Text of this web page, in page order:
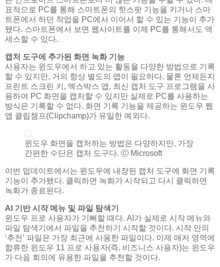
표적으로 PC를 통해 스마트폰의 핫스팟 기능을 키거나 스마
트폰에서 하던 작업을 PC에서 이어서 할 수 있는 기능이 추가
됐다. 스마트폰에서 보면 웹사이트를 이제 PC를 통해서도 액
세스할 수 있다.
캡처 도구에 추가된 화면 녹화 기능
사용자는 윈도우에서 하고 있는 활동을 다양한 방법으로 기록
할 수 있지만, 거의 항상 별도의 앱이 필요하다. 물론 언제든지
프린트 스크린 키, 엑스박스 앱, 최신 캡처 도구 프로그램을 사
용하여 PC 화면을 캡처할 수 있지만 실제로 PC를 사용하는
방식은 기록할 수 없다. 화면 기록 기능을 제공하는 윈도우 웹
앱 클립챔프(Clipchamp)가 유일한 예외다.
윈도우 화면을 캡처하는 방법은 다양하지만, 가장
간편한 수단은 캡처 도구다. ⓒ Microsoft
이번 업데이트에서는 윈도우에 내장된 캡처 도구에 화면 기록
기능이 추가됐다. 클릭하면 녹화가 시작되고 다시 클릭하면
녹화가 종료된다.
AI 기반 시작 메뉴 및 파일 탐색기
윈도우 프로 사용자가 기뻐할 때다. AI가 실제로 시작 메뉴와
파일 탐색기에서 파일을 추천하기 시작할 것이다. 시작 안의
‘추천’ 파일은 가장 최근에 사용한 파일이다. 이제 애저 영역에
합류한 윈도우 11 프로 사용자(즉, 비즈니스 사용자)는 윈도우
가 다음 회의에 유용한 파일을 추천할 것이다.